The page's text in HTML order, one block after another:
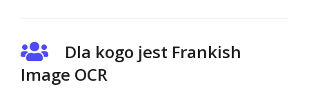
Dla kogo jest Frankish
Image OCR